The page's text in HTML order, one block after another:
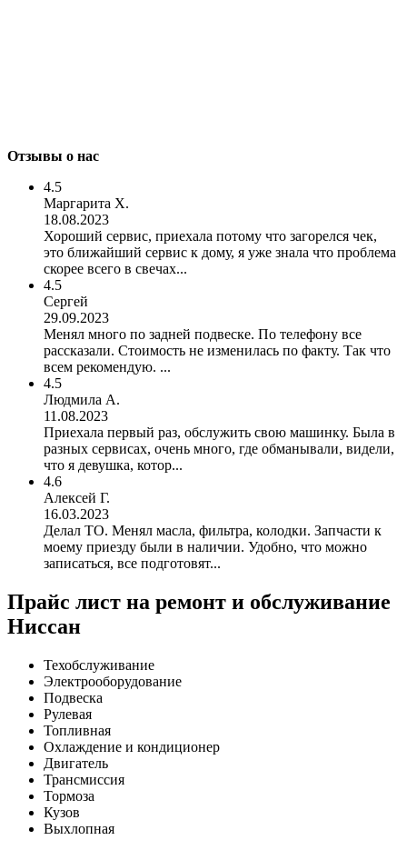
Отзывы о нас
4.5
Маргарита Х.
18.08.2023
Хороший сервис, приехала потому что загорелся чек,
это ближайший сервис к дому, я уже знала что проблема
скорее всего в свечах...
4.5
Сергей
29.09.2023
Менял много по задней подвеске. По телефону все
рассказали. Стоимость не изменилась по факту. Так что
всем рекомендую. ...
4.5
Людмила А.
11.08.2023
Приехала первый раз, обслужить свою машинку. Была в
разных сервисах, очень много, где обманывали, видели,
что я девушка, котор...
4.6
Алексей Г.
16.03.2023
Делал ТО. Менял масла, фильтра, колодки. Запчасти к
моему приезду были в наличии. Удобно, что можно
записаться, все подготовят...
Прайс лист на ремонт и обслуживание
Ниссан
Техобслуживание
Электрооборудование
Подвеска
Рулевая
Топливная
Охлаждение и кондиционер
Двигатель
Трансмиссия
Тормоза
Кузов
Выхлопная